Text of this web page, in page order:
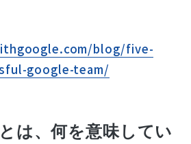
blog/five-
google-team/
は、何を意味してい